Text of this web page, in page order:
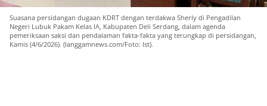
Suasana persidangan dugaan KDRT dengan terdakwa Sherly di Pengadilan
Negeri Lubuk Pakam Kelas IA, Kabupaten Deli Serdang, dalam agenda
pemeriksaan saksi dan pendalaman fakta-fakta yang terungkap di persidangan,
Kamis (4/6/2026). (langgamnews.com/Foto: Ist).